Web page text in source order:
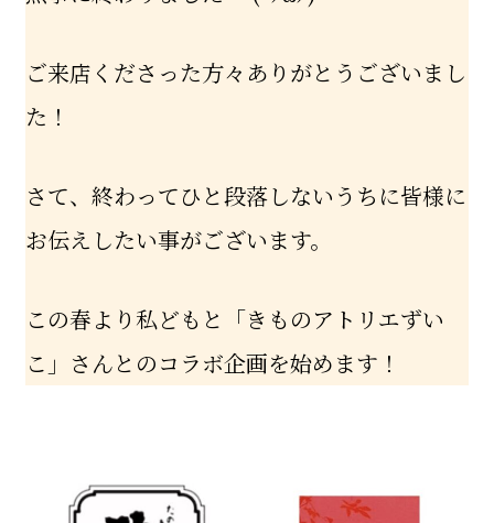
ご来店くださった方々ありがとうございまし
た！
さて、終わってひと段落しないうちに皆様に
お伝えしたい事がございます。
この春より私どもと「きものアトリエずい
こ」さんとのコラボ企画を始めます！